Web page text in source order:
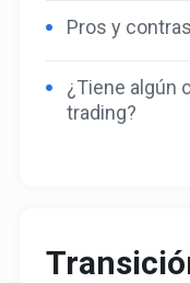
Pros y
¿Tiene algún
trading?